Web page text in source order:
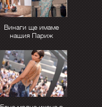
Винаги ще имаме
нашия Париж